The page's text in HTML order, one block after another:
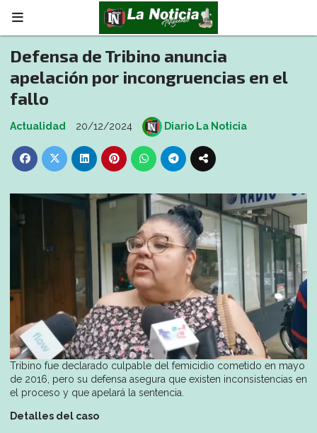
Defensa de Tribino anuncia
apelación por incongruencias en el
fallo
Actualidad 20/12/2024 Diario La Noticia
Tribino fue declarado culpable del femicidio cometido en mayo
de 2016, pero su defensa asegura que existen inconsistencias en
el proceso y que apelará la sentencia.
Detalles del caso